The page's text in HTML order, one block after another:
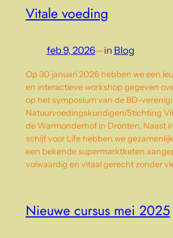
Vitale voeding
feb 9, 2026—in Blog
Op 30 januari 2026 hebben we een
en interactieve workshop gegeven
op het symposium van de BD-
Natuurvoedingskundigen/Stichting
de Warmonderhof in Dronten. Naast
schijf voor Life hebben we
een bekende supermarktketen
volwaardig en vitaal gerecht zonder
Nieuwe cursus mei 2025